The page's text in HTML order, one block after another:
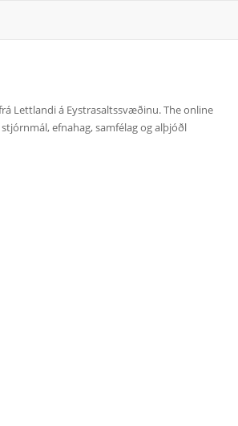
Lettlandi á Eystrasaltssvæðinu. The online
efnahag, samfélag og alþjóðl